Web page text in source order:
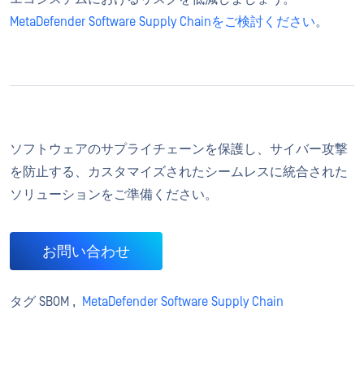
MetaDefender Software Supply Chainをご検討ください。
ソフトウェアのサプライチェーンを保護し、サイバー攻撃
を防止する、カスタマイズされたシームレスに統合された
ソリューションをご準備ください。
お問い合わせ
タグ SBOM , MetaDefender Software Supply Chain